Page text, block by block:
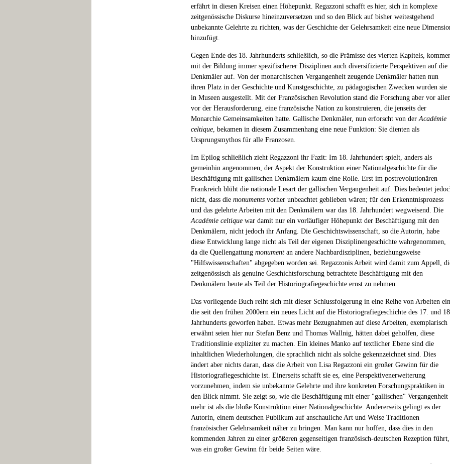
erfährt in diesen Kreisen einen Höhepunkt. Regazzoni schafft es hier, sich in komplexe
zeitgenössische Diskurse hineinzuversetzen und so den Blick auf bisher weitestgehend
unbekannte Gelehrte zu richten, was der Geschichte der Gelehrsamkeit eine neue
hinzufügt.
Gegen Ende des 18. Jahrhunderts schließlich, so die Prämisse des vierten Kapitels,
mit der Bildung immer spezifischerer Disziplinen auch diversifizierte Perspektiven auf die
Denkmäler auf. Von der monarchischen Vergangenheit zeugende Denkmäler hatten nun
ihren Platz in der Geschichte und Kunstgeschichte, zu pädagogischen Zwecken wurden sie
in Museen ausgestellt. Mit der Französischen Revolution stand die Forschung aber vor
vor der Herausforderung, eine französische Nation zu konstruieren, die jenseits der
Monarchie Gemeinsamkeiten hatte. Gallische Denkmäler, nun erforscht von derAcadémie
celtique, bekamen in diesem Zusammenhang eine neue Funktion: Sie dienten als
Ursprungsmythos für alle Franzosen.
Im Epilog schließlich zieht Regazzoni ihr Fazit: Im 18. Jahrhundert spielt, anders als
gemeinhin angenommen, der Aspekt der Konstruktion einer Nationalgeschichte für die
Beschäftigung mit gallischen Denkmälern kaum eine Rolle. Erst im postrevolutionären
Frankreich blüht die nationale Lesart der gallischen Vergangenheit auf. Dies bedeutet
nicht, dass die monuments vorher unbeachtet geblieben wären; für den Erkenntnisprozess
und das gelehrte Arbeiten mit den Denkmälern war das 18. Jahrhundert wegweisend. Die
Académie celtique war damit nur ein vorläufiger Höhepunkt der Beschäftigung mit den
Denkmälern, nicht jedoch ihr Anfang. Die Geschichtswissenschaft, so die Autorin, habe
diese Entwicklung lange nicht als Teil der eigenen Disziplinengeschichte wahrgenommen,
da die Quellengattung monument an andere Nachbardisziplinen, beziehungsweise
"Hilfswissenschaften" abgegeben worden sei. Regazzonis Arbeit wird damit zum Appell,
zeitgenössisch als genuine Geschichtsforschung betrachtete Beschäftigung mit den
Denkmälern heute als Teil der Historiografiegeschichte ernst zu nehmen.
Das vorliegende Buch reiht sich mit dieser Schlussfolgerung in eine Reihe von Arbeiten
die seit den frühen 2000ern ein neues Licht auf die Historiografiegeschichte des 17. und
Jahrhunderts geworfen haben. Etwas mehr Bezugnahmen auf diese Arbeiten, exemplarisch
erwähnt seien hier nur Stefan Benz und Thomas Wallnig, hätten dabei geholfen, diese
Traditionslinie expliziter zu machen. Ein kleines Manko auf textlicher Ebene sind die
inhaltlichen Wiederholungen, die sprachlich nicht als solche gekennzeichnet sind. Dies
ändert aber nichts daran, dass die Arbeit von Lisa Regazzoni ein großer Gewinn für die
Historiografiegeschichte ist. Einerseits schafft sie es, eine Perspektivenerweiterung
vorzunehmen, indem sie unbekannte Gelehrte und ihre konkreten Forschungspraktiken in
den Blick nimmt. Sie zeigt so, wie die Beschäftigung mit einer "gallischen" Vergangenheit
mehr ist als die bloße Konstruktion einer Nationalgeschichte. Andererseits gelingt es der
Autorin, einem deutschen Publikum auf anschauliche Art und Weise Traditionen
französischer Gelehrsamkeit näher zu bringen. Man kann nur hoffen, dass dies in den
kommenden Jahren zu einer größeren gegenseitigen französisch-deutschen Rezeption führt,
was ein großer Gewinn für beide Seiten wäre.